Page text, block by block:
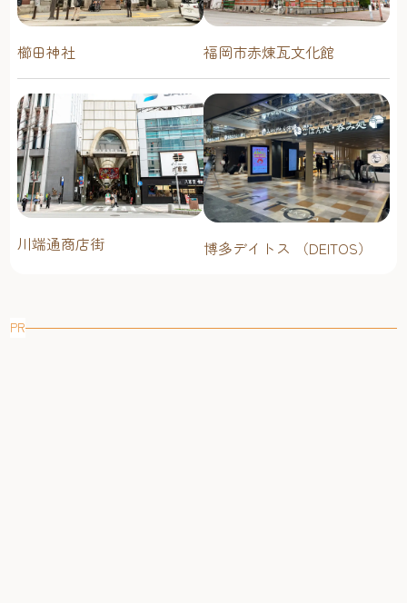
櫛田神社 福岡市赤煉瓦文化館
川端通商店街 博多デイトス （DEITOS）
PR